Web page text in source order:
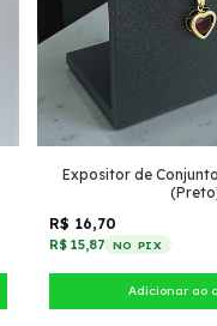
Expositor de
R$ 16,70
R$ 15,87 NO PIX